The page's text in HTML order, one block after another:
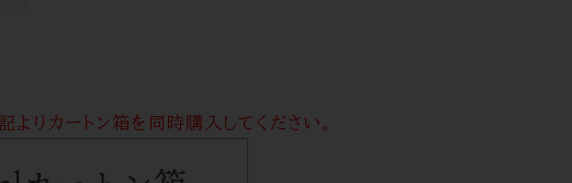
りカートン箱を同時購入してください。